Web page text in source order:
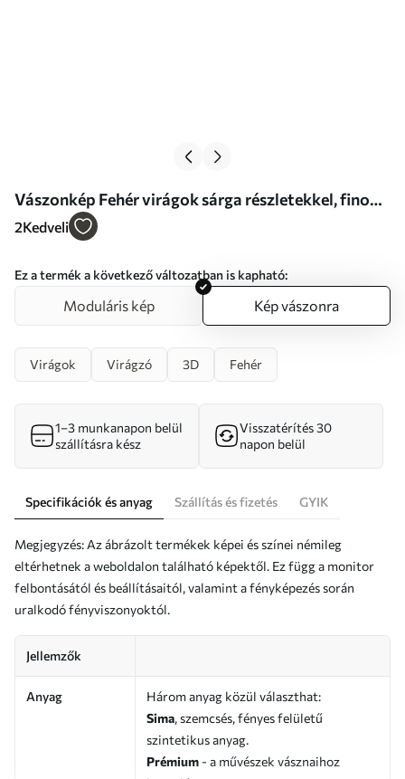
Vászonkép Fehér virágok sárga részletekkel, finom
árnyékokkal ellátott szirmok, finom
2Kedveli
Ez a termék a következő változatban is kapható:
Moduláris kép Kép vászonra
Virágok Virágzó 3D Fehér
1–3 munkanapon belül
szállításra kész
Visszatérítés 30
napon belül
Specifikációk és anyag Szállítás és fizetés GYIK
Megjegyzés: Az ábrázolt termékek képei és színei némileg
eltérhetnek a weboldalon található képektől. Ez függ a monitor
felbontásától és beállításaitól, valamint a fényképezés során
uralkodó fényviszonyoktól.
Jellemzők
Anyag
Három anyag közül választhat:
Sima, szemcsés, fényes felületű
szintetikus anyag.
Prémium - a művészek vásznaihoz